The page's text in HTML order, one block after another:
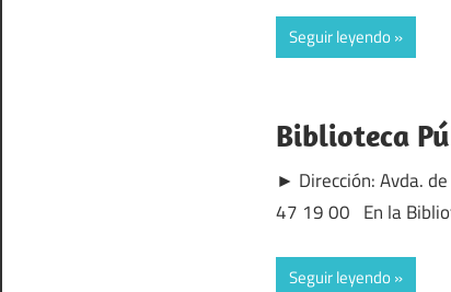
Seguir leyendo
Biblioteca
► Dirección: Avda.
47 19 00 En la
Seguir leyendo